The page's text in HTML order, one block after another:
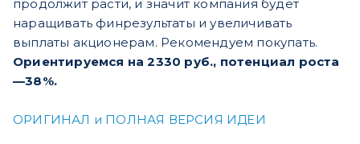
продолжит расти, и значит компания будет
наращивать финрезультаты и увеличивать
выплаты акционерам. Рекомендуем покупать.
Ориентируемся на 2330 руб., потенциал роста
—38%.
ОРИГИНАЛ и ПОЛНАЯ ВЕРСИЯ ИДЕИ